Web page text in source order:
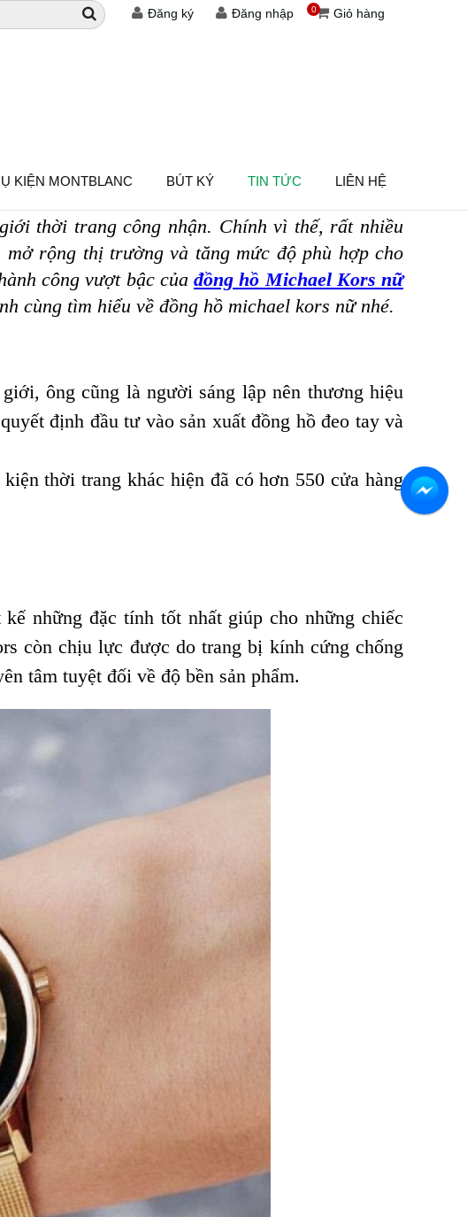
Đăng ký Đăng nhập Giỏ hàng
0
KIỆN MONTBLANC BÚT KÝ TIN TỨC LIÊN HỆ
HỒ MICHAEL KORS NỮ
thời trang công nhận. Chính vì thế, rất nhiều
rộng thị trường và tăng mức độ phù hợp cho
công vượt bậc củađồng hồ Michael Kors nữ
cùng tìm hiểu về đồng hồ michael kors nữ nhé.
ông cũng là người sáng lập nên thương hiệu
định đầu tư vào sản xuất đồng hồ đeo tay và
thời trang khác hiện đã có hơn 550 cửa hàng
những đặc tính tốt nhất giúp cho những chiếc
còn chịu lực được do trang bị kính cứng chống
tâm tuyệt đối về độ bền sản phẩm.